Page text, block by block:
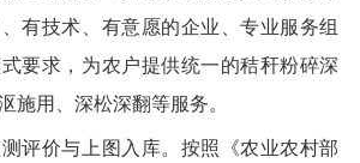
有技术、有意愿的企业、专业服务组
要求，为农户提供统一的秸秆粉碎深
施用、深松深翻等服务。
价与上图入库。 按照《农业农村部